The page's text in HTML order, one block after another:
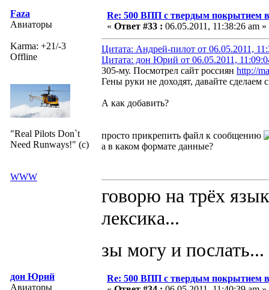
Faza
Авиаторы
Karma: +21/-3
Offline
"Real Pilots Don`t
Need Runways!" (c)
WWW
Re: 500 ВПП с твердым покрытием
« Ответ #33 : 06.05.2011, 11:38:26 am »
Цитата: Андрей-пилот от 06.05.2011,
Цитата: дон Юрий от 06.05.2011,
305-му. Посмотрел сайт россиян http://
Гены руки не доходят, давайте
А как добавить?
просто прикрепить файл к сообщению
а в каком формате данные?
говорю на трёх
лексика...
зы могу и послать...
дон Юрий
Авиаторы
Re: 500 ВПП с твердым покрытием